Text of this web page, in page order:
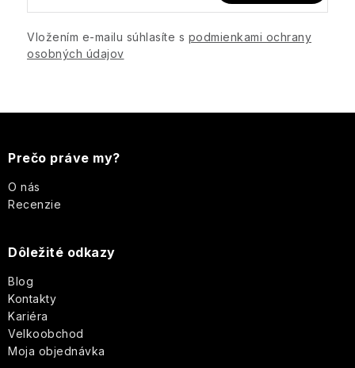
Vložením e-mailu súhlasíte s podmienkami ochrany
osobných údajov
á
p
t
e
Prečo práve my?
O nás
Recenzie
Dôležité odkazy
Blog
Kontakty
Kariéra
Velkoobchod
Moja objednávka